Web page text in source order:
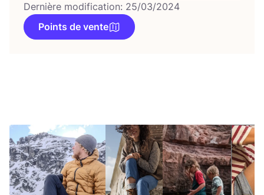
Dernière modification: 25/03/2024
Points de vente